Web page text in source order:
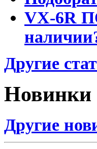
VX-6R
Другие
Новинки
Другие